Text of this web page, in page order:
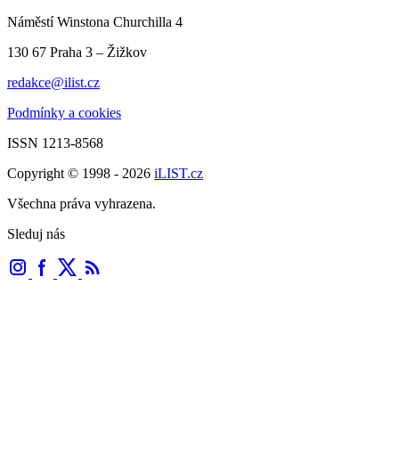
Náměstí Winstona Churchilla 4
130 67 Praha 3 – Žižkov
redakce@ilist.cz
Podmínky a cookies
ISSN 1213-8568
Copyright © 1998 - 2026 iLIST.cz
Všechna práva vyhrazena.
Sleduj nás